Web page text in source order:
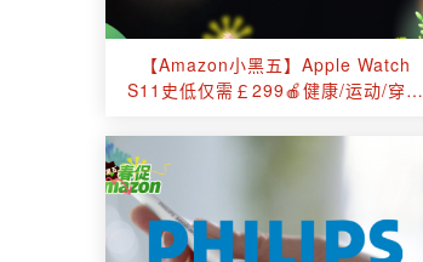
【Amazon小黑五】Apple Watch
S11史低仅需￡299🍎健康/运动/穿搭